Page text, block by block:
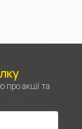
акції та